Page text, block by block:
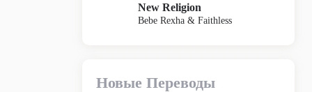
New Religion
Bebe Rexha & Faithless
Новые Переводы